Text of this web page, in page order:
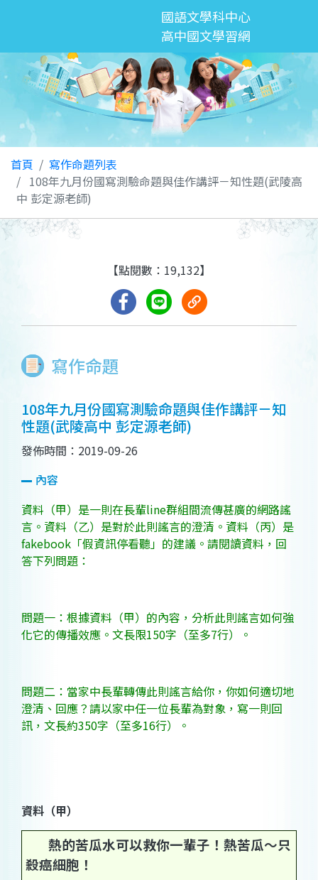
國語文學科中心
高中國文學習網
首頁
寫作命題列表
108年九月份國寫測驗命題與佳作講評－知性題(武陵高
中 彭定源老師)
寫作命題
【點閱數：19,132】
108年九月份國寫測驗命題與佳作講評－知
性題(武陵高中 彭定源老師)
發佈時間：2019-09-26
內容
資料（甲）是一則在長輩line群組間流傳甚廣的網路謠
言。資料（乙）是對於此則謠言的澄清。資料（丙）是
fakebook「假資訊停看聽」的建議。請閱讀資料，回
答下列問題：
問題一：根據資料（甲）的內容，分析此則謠言如何強
化它的傳播效應。文長限150字（至多7行）。
問題二：當家中長輩轉傳此則謠言給你，你如何適切地
澄清、回應？請以家中任一位長輩為對象，寫一則回
訊，文長約350字（至多16行）。
資料（甲）
熱的苦瓜水可以救你一輩子！熱苦瓜～只
殺癌細胞！